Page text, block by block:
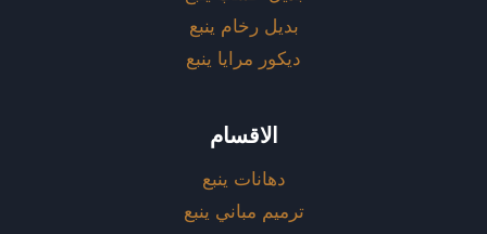
بديل رخام ينبع
ديكور مرايا ينبع
الاقسام
دهانات ينبع
ترميم مباني ينبع